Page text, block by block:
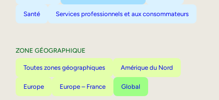
Santé Services professionnels et aux consommateurs
ZONE GÉOGRAPHIQUE
Toutes zones géographiques Amérique du Nord
Europe Europe – France Global